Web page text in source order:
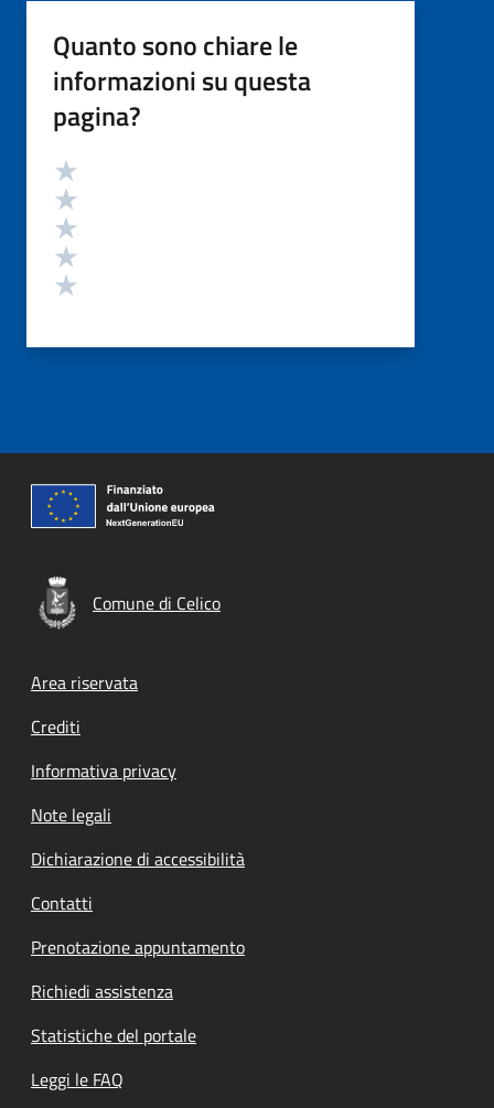
Quanto sono chiare le
informazioni su questa
pagina?
Valutazione
Comune di Celico
Footer menu
Area riservata
Crediti
Informativa privacy
Note legali
Dichiarazione di accessibilità
Contatti
Prenotazione appuntamento
Richiedi assistenza
Statistiche del portale
Leggi le FAQ